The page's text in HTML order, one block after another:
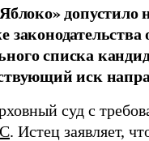
списка
иск
суд с
. Истец заявляет,